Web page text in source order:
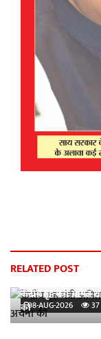
RELATED POST
08-AUG-2026 37
केंद्रीय गृह मंत्री
की